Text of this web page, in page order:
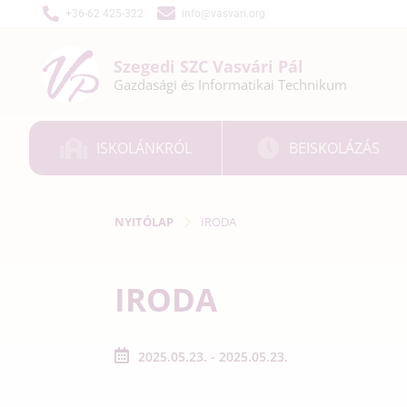
+36-62 425-322 info@vasvari.org
Szegedi SZC Vasvári Pál
Gazdasági és Informatikai Technikum
ISKOLÁNKRÓL BEISKOLÁZÁS
NYITÓLAP IRODA
IRODA
2025.05.23. - 2025.05.23.